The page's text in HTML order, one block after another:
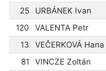
25
URBÁNEK Ivan
120
VALENTA Petr
13
VEČERKOVÁ Hana
81
VINCZE Zoltán